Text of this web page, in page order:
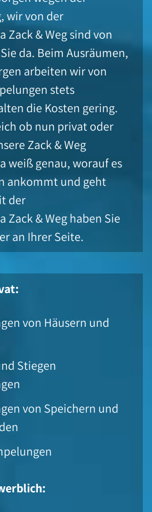
wir von der
& Weg sind von
da. Beim Ausräumen,
arbeiten wir von
stets
die Kosten gering.
ob nun privat oder
Zack & Weg
weiß genau, worauf es
ankommt und geht
der
& Weg haben Sie
an Ihrer Seite.
von Häusern und
Stiegen
von Speichern und